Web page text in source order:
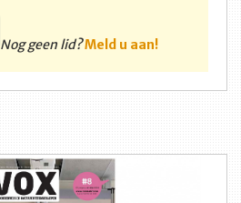
Nog geen lid?Meld u aan!